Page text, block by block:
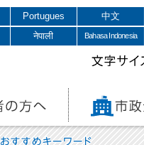
Portugues 中文
नेपाली Bahasa Indonesia
文字サイ
おすすめキーワード